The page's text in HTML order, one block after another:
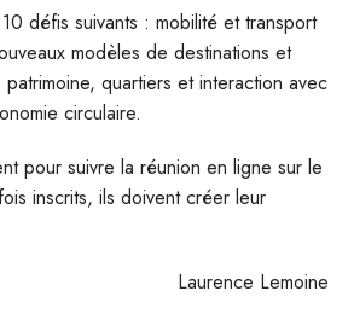
défis suivants : mobilité et transport
modèles de destinations et
quartiers et interaction avec
circulaire.
pour suivre la réunion en ligne sur le
inscrits, ils doivent créer leur
Laurence Lemoine